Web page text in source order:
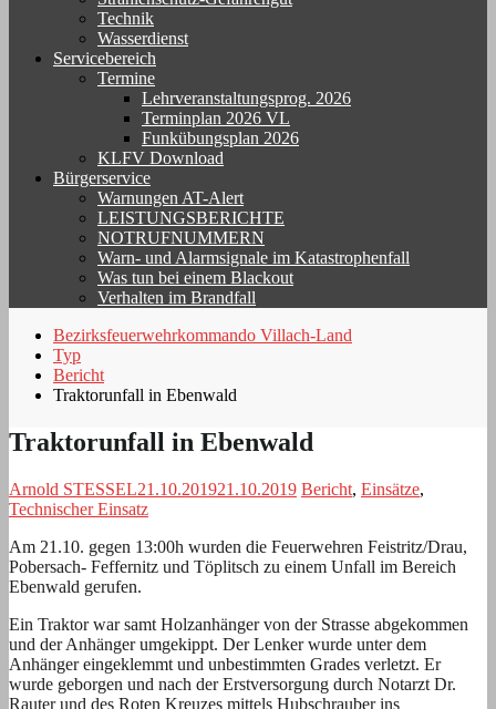
Technik
Wasserdienst
Servicebereich
Termine
Lehrveranstaltungsprog. 2026
Terminplan 2026 VL
Funkübungsplan 2026
KLFV Download
Bürgerservice
Warnungen AT-Alert
LEISTUNGSBERICHTE
NOTRUFNUMMERN
Warn- und Alarmsignale im Katastrophenfall
Was tun bei einem Blackout
Verhalten im Brandfall
Bezirksfeuerwehrkommando Villach-Land
Typ
Bericht
Traktorunfall in Ebenwald
Traktorunfall in Ebenwald
Arnold STESSEL21.10.201921.10.2019 Bericht, Einsätze,
Technischer Einsatz
Am 21.10. gegen 13:00h wurden die Feuerwehren Feistritz/Drau,
Pobersach- Feffernitz und Töplitsch zu einem Unfall im Bereich
Ebenwald gerufen.
Ein Traktor war samt Holzanhänger von der Strasse abgekommen
und der Anhänger umgekippt. Der Lenker wurde unter dem
Anhänger eingeklemmt und unbestimmten Grades verletzt. Er
wurde geborgen und nach der Erstversorgung durch Notarzt Dr.
Rauter und des Roten Kreuzes mittels Hubschrauber ins